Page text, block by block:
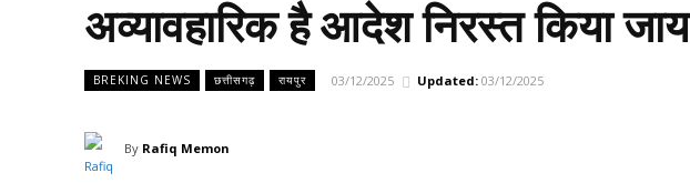
अव्यावहारिक है आदेश निरस्त किया जाय
BREKING NEWS छत्तीसगढ़ रायपुर 03/12/2025 Updated: 03/12/2025
By Rafiq Memon